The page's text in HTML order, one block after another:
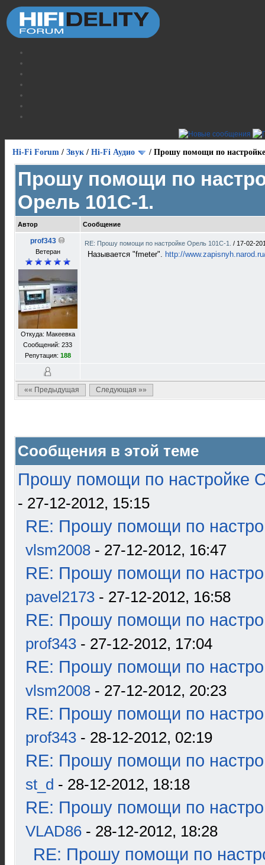
Hi-Fi Forum / Звук / Hi-Fi Аудио / Прошу помощи по
Прошу помощи по
Орель 101С-1.
Автор Сообщение
prof343
Ветеран
Откуда: Макеевка
Сообщений: 233
Репутация: 188
RE: Прошу помощи по настройке Орель 101С-1. / 17-02-
Называется "fmeter". http://
«« Предыдущая Следующая »»
Сообщения в этой теме
Прошу помощи по настройке
- 27-12-2012, 15:15
RE: Прошу помощи по
vlsm2008 - 27-12-2012, 16:47
RE: Прошу помощи по
pavel2173 - 27-12-2012, 16:58
RE: Прошу помощи по
prof343 - 27-12-2012, 17:04
RE: Прошу помощи по
vlsm2008 - 27-12-2012, 20:23
RE: Прошу помощи по
prof343 - 28-12-2012, 02:19
RE: Прошу помощи по
st_d - 28-12-2012, 18:18
RE: Прошу помощи по
VLAD86 - 28-12-2012, 18:28
RE: Прошу помощи по